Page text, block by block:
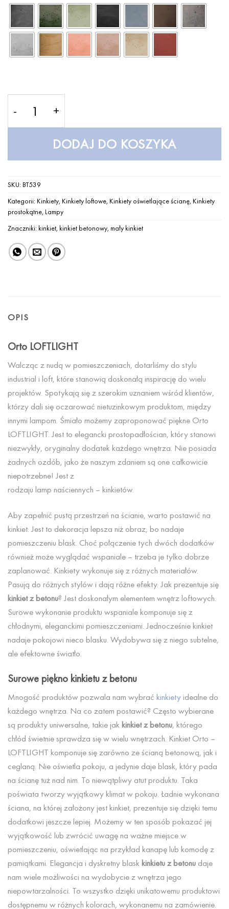
DODAJ DO KOSZYKA
SKU: BT539
Kategorii: Kinkiety, Kinkiety loftowe, Kinkiety oświetlające ścianę, Kinkiety
prostokątne, Lampy
Znaczniki: kinkiet, kinkiet betonowy, mały kinkiet
OPIS
Orto LOFTLIGHT
Walcząc z nudą w pomieszczeniach, dotarliśmy do stylu
industrial i loft, które stanowią doskonałą inspirację do wielu
projektów. Spotykają się z szerokim uznaniem wśród klientów,
którzy dali się oczarować nietuzinkowym produktom, między
innymi lampom. Śmiało możemy zaproponować piękne Orto
LOFTLIGHT. Jest to elegancki prostopadłościan, który stanowi
niezwykły, oryginalny dodatek każdego wnętrza. Nie posiada
żadnych ozdób, jako że naszym zdaniem są one całkowicie
niepotrzebne! Jest z
rodzaju lamp naściennych – kinkietów.
Aby zapełnić pustą przestrzeń na ścianie, warto postawić na
kinkiet. Jest to dekoracja lepsza niż obraz, bo nadaje
pomieszczeniu blask. Choć połączenie tych dwóch dodatków
również może wyglądać wspaniale – trzeba je tylko dobrze
zaplanować. Kinkiety wykonuje się z różnych materiałów.
Pasują do różnych stylów i dają różne efekty. Jak prezentuje się
kinkiet z betonu? Jest doskonałym elementem wnętrz loftowych.
Surowe wykonanie produktu wspaniale komponuje się z
chłodnymi, eleganckimi pomieszczeniami. Jednocześnie kinkiet
nadaje pokojowi nieco blasku. Wydobywa się z niego subtelne,
ale efektowne światło.
Surowe piękno kinkietu z betonu
Mnogość produktów pozwala nam wybrać kinkietyidealne do
każdego wnętrza. Na co zatem postawić? Często wybierane
są produkty uniwersalne, takie jakkinkiet z betonu, którego
chłód świetnie sprawdza się w wielu wnętrzach. Kinkiet Orto –
LOFTLIGHT komponuje się zarówno ze ścianą betonową, jak i
ceglaną. Nie oświetla pokoju, a jedynie daje blask, który pada
na ścianę tuż nad nim. To niewątpliwy atut produktu. Taka
poświata tworzy wyjątkowy klimat w pokoju. Ładnie wykonana
ściana, na której założony jest kinkiet, prezentuje się dzięki temu
dodatkowi jeszcze lepiej. Możemy w ten sposób pokazać jej
wyjątkowość lub zwrócić uwagę na ważne miejsce w
pomieszczeniu, oświetlając na przykład kanapę lub komodę z
pamiątkami. Elegancja i dyskretny blaskkinkietu z betonu daje
nam wiele możliwości na wydobycie z wnętrza jego
niepowtarzalności. To wszystko dzięki unikatowemu produktowi
dostępnemu w różnych kolorach, wykonanemu na zamówienie.